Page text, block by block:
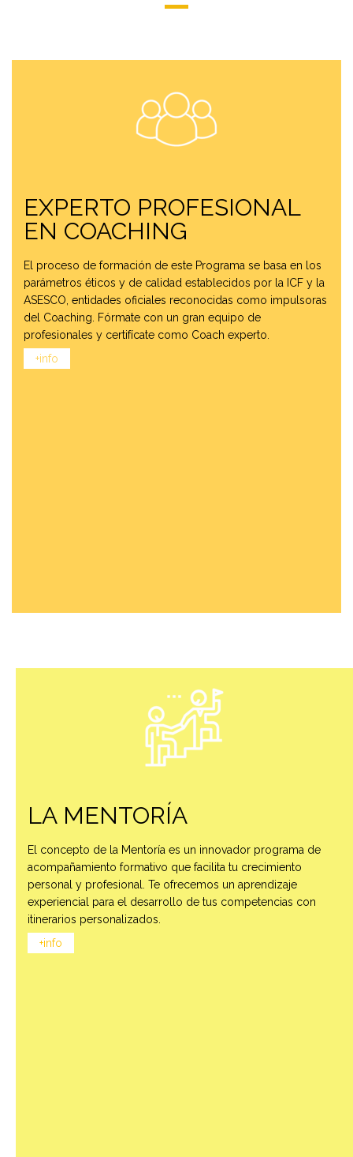
EXPERTO PROFESIONAL
EN COACHING
El proceso de formación de este Programa se basa en los
parámetros éticos y de calidad establecidos por la ICF y la
ASESCO, entidades oficiales reconocidas como impulsoras
del Coaching. Fórmate con un gran equipo de
profesionales y certifícate como Coach experto.
+info
LA MENTORÍA
El concepto de la Mentoría es un innovador programa de
acompañamiento formativo que facilita tu crecimiento
personal y profesional. Te ofrecemos un aprendizaje
experiencial para el desarrollo de tus competencias con
itinerarios personalizados.
+info